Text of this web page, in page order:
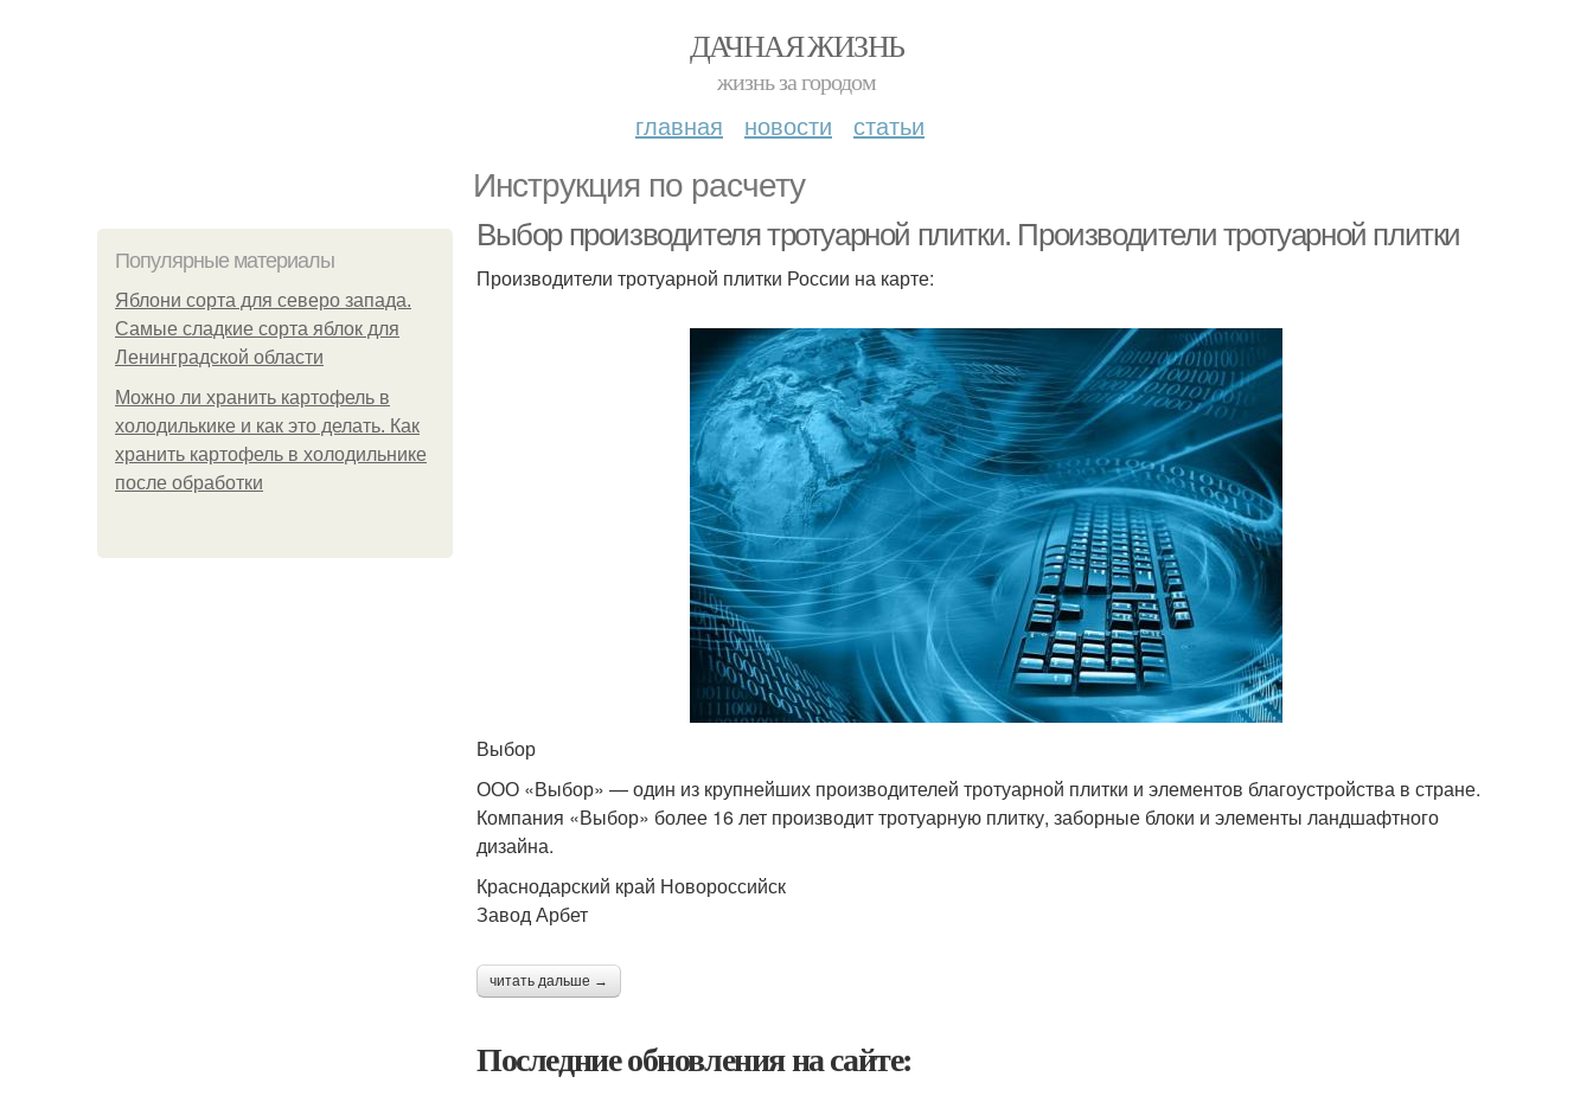
ДАЧНАЯ ЖИЗНЬ
жизнь за городом
главная новости статьи
Инструкция по расчету
Популярные материалы
Яблони сорта для северо запада.
Самые сладкие сорта яблок для
Ленинградской области
Можно ли хранить картофель в
холодилькике и как это делать. Как
хранить картофель в холодильнике
после обработки
Выбор производителя тротуарной плитки. Производители тротуарной плитки
Производители тротуарной плитки России на карте:
Выбор
ООО «Выбор» — один из крупнейших производителей тротуарной плитки и элементов благоустройства в стране.
Компания «Выбор» более 16 лет производит тротуарную плитку, заборные блоки и элементы ландшафтного
дизайна.
Краснодарский край Новороссийск
Завод Арбет
читать дальше →
Последние обновления на сайте: